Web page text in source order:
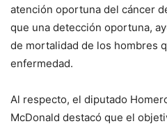
atención oportuna del cáncer
que una detección oportuna,
de mortalidad de los hombres
enfermedad.
Al respecto, el diputado
McDonald destacó que el